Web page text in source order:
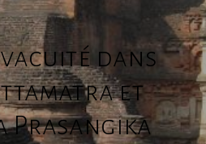
dans
et
Prasangika